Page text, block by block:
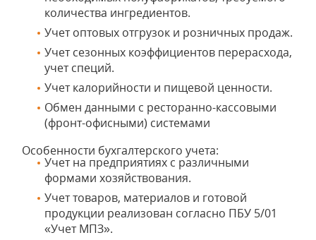
количества ингредиентов.
Учет оптовых отгрузок и розничных продаж.
Учет сезонных коэффициентов перерасхода,
учет специй.
Учет калорийности и пищевой ценности.
Обмен данными с ресторанно-кассовыми
(фронт-офисными) системами
Особенности бухгалтерского учета:
Учет на предприятиях с различными
формами хозяйствования.
Учет товаров, материалов и готовой
продукции реализован согласно ПБУ 5/01
«Учет МПЗ».